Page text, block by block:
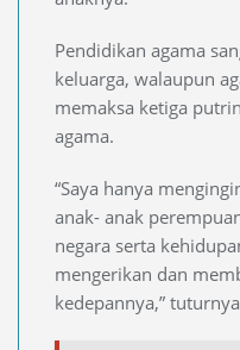
Pendidikan agama
keluarga, walaupun
memaksa ketiga
agama.
“Saya hanya
anak- anak
negara serta
mengerikan dan
kedepannya,”